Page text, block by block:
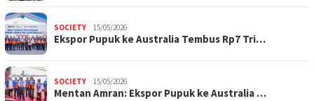
SOCIETY 15/05/2026
Ekspor Pupuk ke Australia Tembus Rp7 Tri…
SOCIETY 15/05/2026
Mentan Amran: Ekspor Pupuk ke Australia …